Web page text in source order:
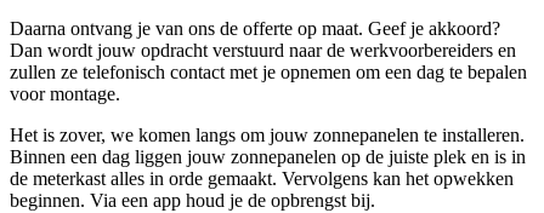
Daarna ontvang je van ons de offerte op maat. Geef je akkoord?
Dan wordt jouw opdracht verstuurd naar de werkvoorbereiders en
zullen ze telefonisch contact met je opnemen om een dag te bepalen
voor montage.
Het is zover, we komen langs om jouw zonnepanelen te installeren.
Binnen een dag liggen jouw zonnepanelen op de juiste plek en is in
de meterkast alles in orde gemaakt. Vervolgens kan het opwekken
beginnen. Via een app houd je de opbrengst bij.